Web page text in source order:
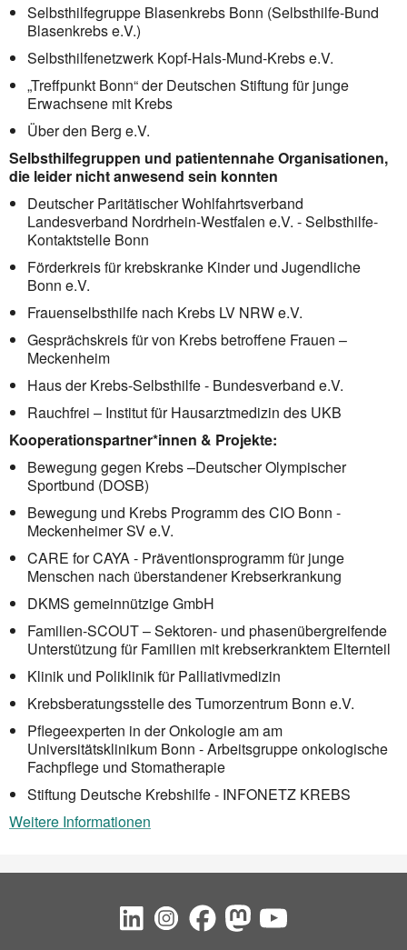
Selbsthilfegruppe Blasenkrebs Bonn (Selbsthilfe-Bund
Blasenkrebs e.V.)
Selbsthilfenetzwerk Kopf-Hals-Mund-Krebs e.V.
„Treffpunkt Bonn“ der Deutschen Stiftung für junge
Erwachsene mit Krebs
Über den Berg e.V.
Selbsthilfegruppen und patientennahe Organisationen,
die leider nicht anwesend sein konnten
Deutscher Paritätischer Wohlfahrtsverband
Landesverband Nordrhein-Westfalen e.V. - Selbsthilfe-
Kontaktstelle Bonn
Förderkreis für krebskranke Kinder und Jugendliche
Bonn e.V.
Frauenselbsthilfe nach Krebs LV NRW e.V.
Gesprächskreis für von Krebs betroffene Frauen –
Meckenheim
Haus der Krebs-Selbsthilfe - Bundesverband e.V.
Rauchfrei – Institut für Hausarztmedizin des UKB
Kooperationspartner*innen & Projekte:
Bewegung gegen Krebs –Deutscher Olympischer
Sportbund (DOSB)
Bewegung und Krebs Programm des CIO Bonn -
Meckenheimer SV e.V.
CARE for CAYA - Präventionsprogramm für junge
Menschen nach überstandener Krebserkrankung
DKMS gemeinnützige GmbH
Familien-SCOUT – Sektoren- und phasenübergreifende
Unterstützung für Familien mit krebserkranktem Elternteil
Klinik und Poliklinik für Palliativmedizin
Krebsberatungsstelle des Tumorzentrum Bonn e.V.
Pflegeexperten in der Onkologie am am
Universitätsklinikum Bonn - Arbeitsgruppe onkologische
Fachpflege und Stomatherapie
Stiftung Deutsche Krebshilfe - INFONETZ KREBS
Weitere Informationen
Social Bookmarks